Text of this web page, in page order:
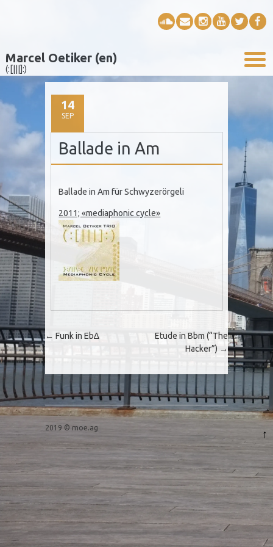
Marcel Oetiker (en)
(:[|||]:)
14
SEP
Ballade in Am
Ballade in Am für Schwyzerörgeli
2011; «mediaphonic cycle»
Post navigation
← Funk in Eb∆
Etude in Bbm (“The
Hacker”) →
2019 © moe.ag ↑